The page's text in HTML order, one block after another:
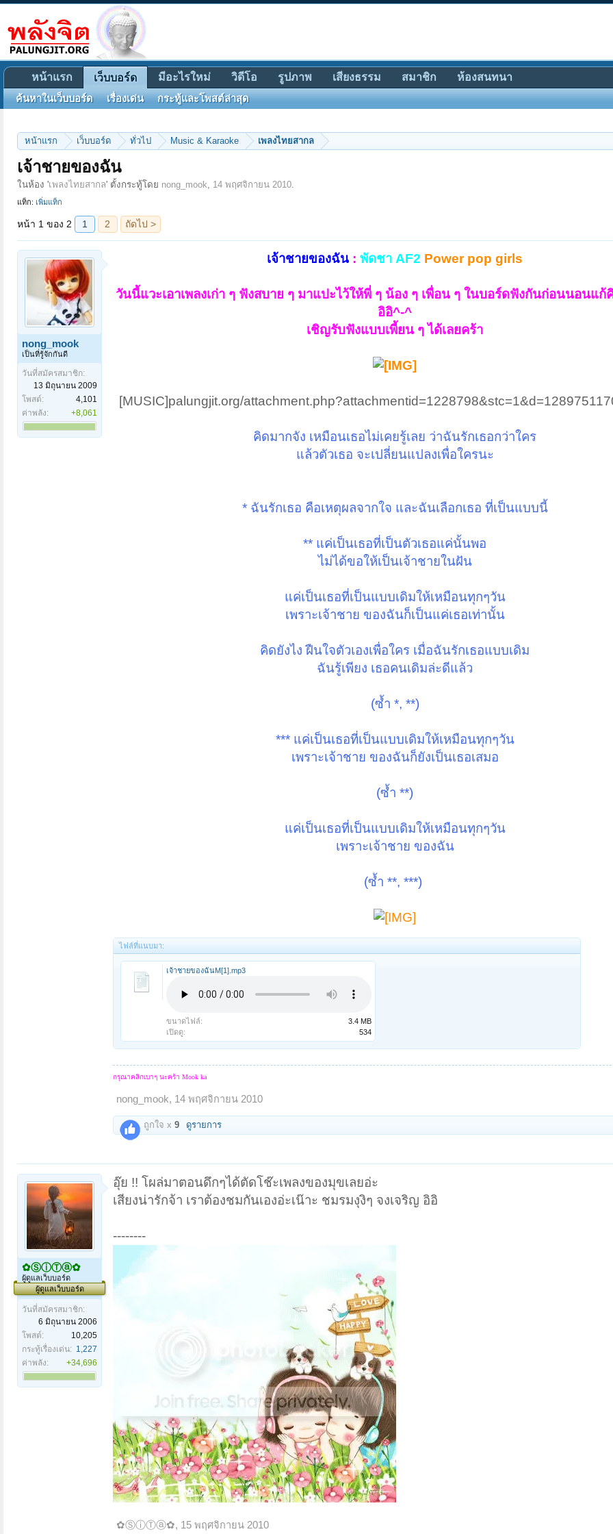
หน้าแรก เว็บบอร์ด ทั่วไป Music & Karaoke เพลงไทยสากล
เจ้าชายของฉัน
ในห้อง 'เพลงไทยสากล' ตั้งกระทู้โดย nong_mook, 14 พฤศจิกายน 2010.
แท็ก: เพิ่มแท็ก
หน้า 1 ของ 2 ถัดไป >
nong_mook
เป็นที่รู้จักกันดี
วันที่สมัครสมาชิก:
13 มิถุนายน 2009
โพสต์:
4,101
ค่าพลัง:
+8,061
เจ้าชายของฉัน : พัดชา AF2 Power pop girls
วันนี้แวะเอาเพลงเก่า ๆ ฟังสบาย ๆ มาแปะไว้ให้พี่ ๆ น้อง ๆ เพื่อน ๆ ในบอร์ดฟังกันก่อนนอนแก้
อิอิ^-^
เชิญรับฟังแบบเพี้ยน ๆ ได้เลยคร้า
[MUSIC]palungjit.org/
คิดมากจัง เหมือนเธอไม่เคยรู้เลย ว่าฉันรักเธอกว่าใคร
แล้วตัวเธอ จะเปลี่ยนแปลงเพื่อใครนะ
* ฉันรักเธอ คือเหตุผลจากใจ และฉันเลือกเธอ ที่เป็นแบบนี้
** แค่เป็นเธอที่เป็นตัวเธอแค่นั้นพอ
ไม่ได้ขอให้เป็นเจ้าชายในฝัน
แค่เป็นเธอที่เป็นแบบเดิมให้เหมือนทุกๆวัน
เพราะเจ้าชาย ของฉันก็เป็นแค่เธอเท่านั้น
คิดยังไง ฝืนใจตัวเองเพื่อใคร เมื่อฉันรักเธอแบบเดิม
ฉันรู้เพียง เธอคนเดิมล่ะดีแล้ว
(ซ้ำ *, **)
*** แค่เป็นเธอที่เป็นแบบเดิมให้เหมือนทุกๆวัน
เพราะเจ้าชาย ของฉันก็ยังเป็นเธอเสมอ
(ซ้ำ **)
แค่เป็นเธอที่เป็นแบบเดิมให้เหมือนทุกๆวัน
เพราะเจ้าชาย ของฉัน
(ซ้ำ **, ***)
ไฟล์ที่แนบมา:
เจ้าชายของฉันM[1].mp3
ขนาดไฟล์:
3.4 MB
เปิดดู:
534
กรุณาคลิกเบาๆ นะคร้า Mook ka
nong_mook, 14 พฤศจิกายน 2010
ถูกใจ x 9 ดูรายการ
✿ⓈⓘⓉⓐ✿
ผู้ดูแลเว็บบอร์ด
ผู้ดูแลเว็บบอร์ด
วันที่สมัครสมาชิก:
6 มิถุนายน 2006
โพสต์:
10,205
กระทู้เรื่องเด่น: 1,227
ค่าพลัง:
+34,696
อุ๊ย !! โผล่มาตอนดึกๆได้ตัดโช๊ะเพลงของมุขเลยอ่ะ
เสียงน่ารักจ้า เราต้องชมกันเองอ่ะเน๊าะ ชมรมงุงิๆ จงเจริญ อิอิ
--------
✿ⓈⓘⓉⓐ✿, 15 พฤศจิกายน 2010
หน้าแรก เว็บบอร์ด
ค้นหาในเว็บบอร์ด เรื่องเด่น กระทู้และโพสต์ล่าสุด
มีอะไรใหม่ วิดีโอ รูปภาพ เสียงธรรม สมาชิก ห้องสนทนา